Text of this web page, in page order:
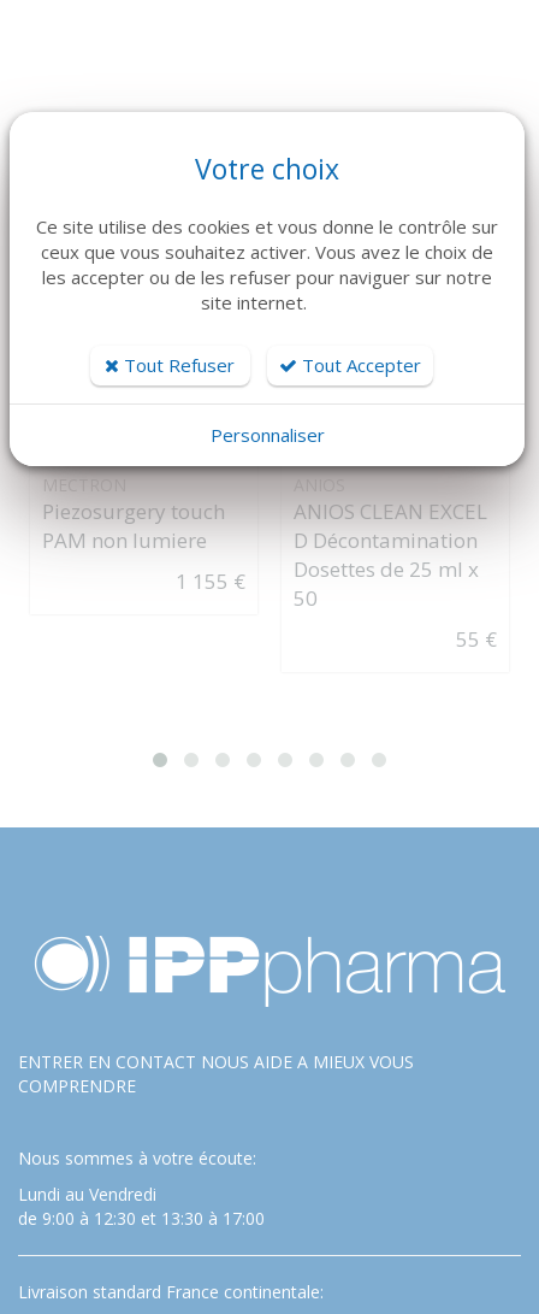
ARTICLES CONNEXES
Dans la même famille de produits, découvrez également ces
produits plébiscités par nos clients
MECTRON
Piezosurgery touch
PAM non lumiere
1 155 €
ANIOS
ANIOS CLEAN EXCEL
D Décontamination
Dosettes de 25 ml x
50
55 €
ENTRER EN CONTACT NOUS AIDE A MIEUX VOUS
COMPRENDRE
Nous sommes à votre écoute:
Lundi au Vendredi
de 9:00 à 12:30 et 13:30 à 17:00
Livraison standard France continentale:
Votre choix
Ce site utilise des cookies et vous donne le contrôle sur
ceux que vous souhaitez activer. Vous avez le choix de
les accepter ou de les refuser pour naviguer sur notre
site internet.
Tout Refuser Tout Accepter
Personnaliser